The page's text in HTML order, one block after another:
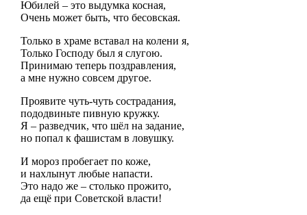
Юбилей – это выдумка косная,
Очень может быть, что бесовская.
Только в храме вставал на колени я,
Только Господу был я слугою.
Принимаю теперь поздравления,
а мне нужно совсем другое.
Проявите чуть-чуть сострадания,
пододвиньте пивную кружку.
Я – разведчик, что шёл на задание,
но попал к фашистам в ловушку.
И мороз пробегает по коже,
и нахлынут любые напасти.
Это надо же – столько прожито,
да ещё при Советской власти!